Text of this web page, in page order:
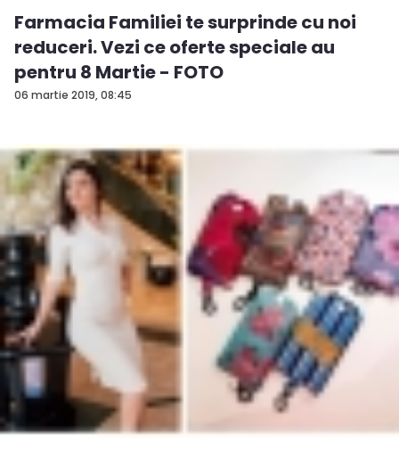
06 martie 2019, 08:45
Farmacia Familiei te surprinde cu noi
reduceri. Vezi ce oferte speciale au
pentru 8 Martie - FOTO